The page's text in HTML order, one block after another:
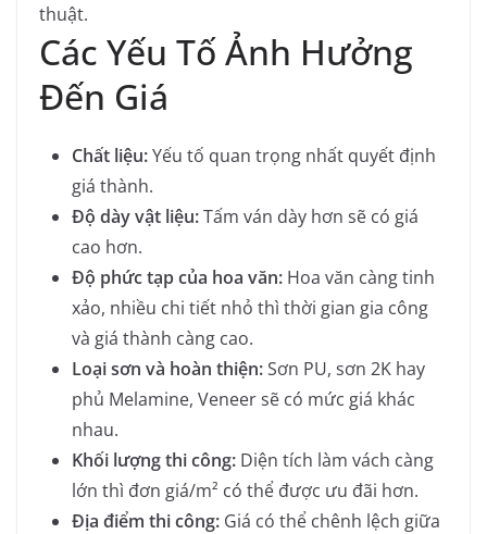
thuật.
Các Yếu Tố Ảnh Hưởng
Đến Giá
Chất liệu:Yếu tố quan trọng nhất quyết định
giá thành.
Độ dày vật liệu:Tấm ván dày hơn sẽ có giá
cao hơn.
Độ phức tạp của hoa văn: Hoa văn càng tinh
xảo, nhiều chi tiết nhỏ thì thời gian gia công
và giá thành càng cao.
Loại sơn và hoàn thiện:Sơn PU, sơn 2K hay
phủ Melamine, Veneer sẽ có mức giá khác
nhau.
Khối lượng thi công: Diện tích làm vách càng
lớn thì đơn giá/m² có thể được ưu đãi hơn.
Địa điểm thi công: Giá có thể chênh lệch giữa